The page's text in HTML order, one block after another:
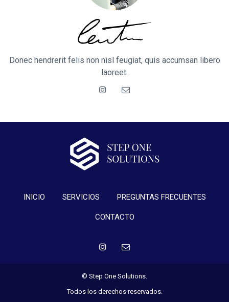
Donec hendrerit felis non nisl feugiat, quis accumsan libero
laoreet.
INICIO SERVICIOS PREGUNTAS FRECUENTES
CONTACTO
© Step One Solutions.
Todos los derechos reservados.